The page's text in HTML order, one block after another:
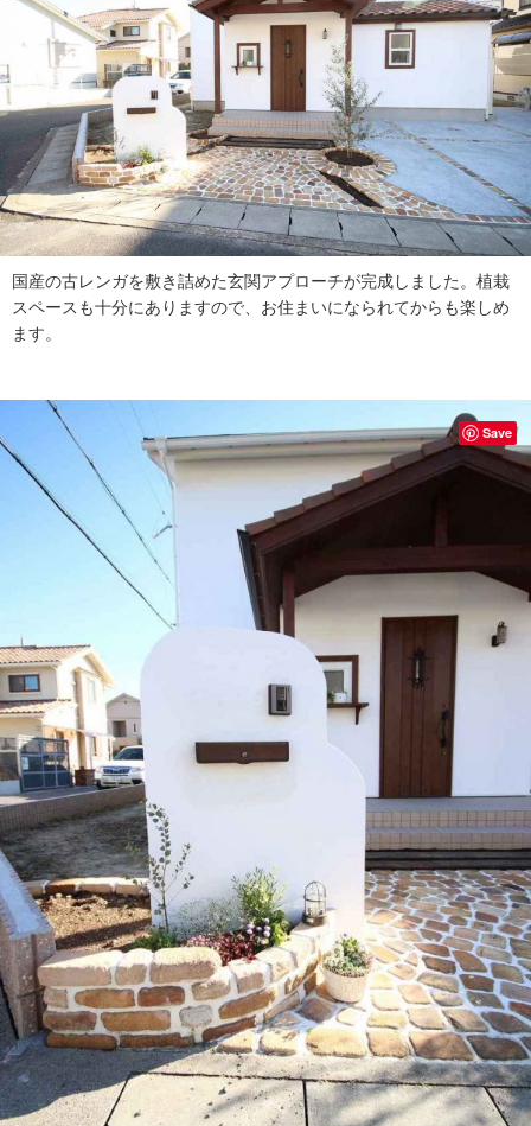
国産の古レンガを敷き詰めた玄関アプローチが完成しました。植栽
スペースも十分にありますので、お住まいになられてからも楽しめ
ます。
Save